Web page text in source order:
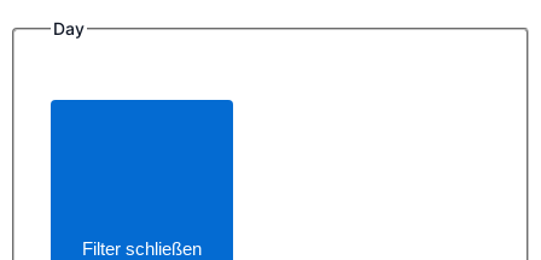
Day
Filter schließen